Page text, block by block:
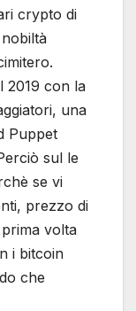
crypto di
2019 con la
una
Puppet
sul le
se vi
prezzo di
volta
i bitcoin
che